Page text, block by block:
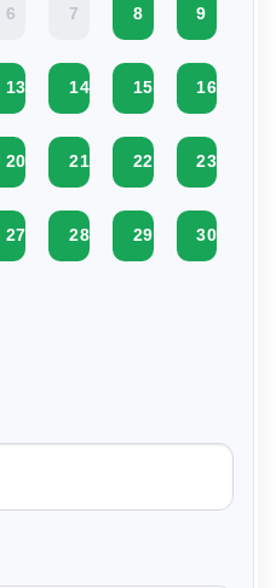
6 7 8 9
13 14 15 16
20 21 22 23
27 28 29 30